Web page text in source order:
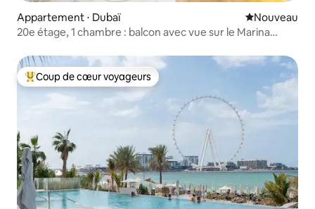
Appartement ⋅ Dubaï Nouvel
Nouveau
20e étage, 1 chambre : balcon avec vue sur le Marina
Coups de cœur voyageurs les plus appréciés
Coup de cœur voyageurs